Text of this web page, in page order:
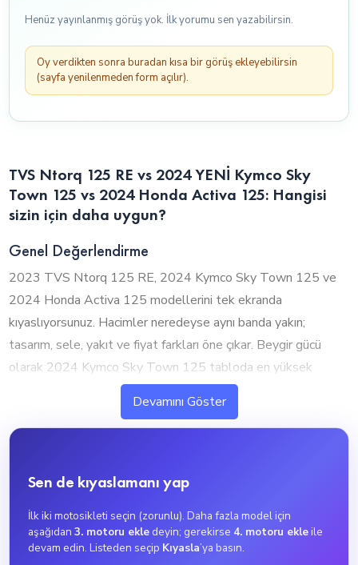
Henüz yayınlanmış görüş yok. İlk yorumu sen yazabilirsin.
Oy verdikten sonra buradan kısa bir görüş ekleyebilirsin
(sayfa yenilenmeden form açılır).
TVS Ntorq 125 RE vs 2024 YENİ Kymco Sky
Town 125 vs 2024 Honda Activa 125: Hangisi
sizin için daha uygun?
Genel Değerlendirme
2023 TVS Ntorq 125 RE, 2024 Kymco Sky Town 125 ve
2024 Honda Activa 125 modellerini tek ekranda
kıyaslıyorsunuz. Hacimler neredeyse aynı banda yakın;
tasarım, sele, yakıt ve fiyat farkları öne çıkar. Beygir gücü
olarak 2024 Kymco Sky Town 125 tabloda en yüksek
değere (11.1 hp) sahip. Aşağıdaki bölümlerde her kriteri
model model özetledik.
2023 TVS Ntorq 125 RE: 125 cc — şehir ve başlangıç
başlangıç dostu.2024 Honda Activa 125:125 cc — şehir
ve başlangıç dostu. Hacim değerleri aynı banda yakın; diğer
Devamını Göster
Sen de kıyaslamanı yap
İlk iki motosikleti seçin (zorunlu). Daha fazla model için
aşağıdan 3. motoru ekledeyin; gerekirse 4. motoru ekleile
devam edin. Listeden seçip Kıyasla’ya basın.